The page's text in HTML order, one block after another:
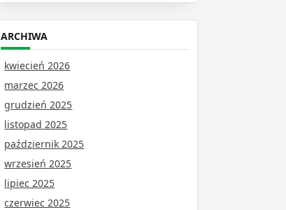
ARCHIWA
kwiecień 2026
marzec 2026
grudzień 2025
listopad 2025
październik 2025
wrzesień 2025
lipiec 2025
czerwiec 2025